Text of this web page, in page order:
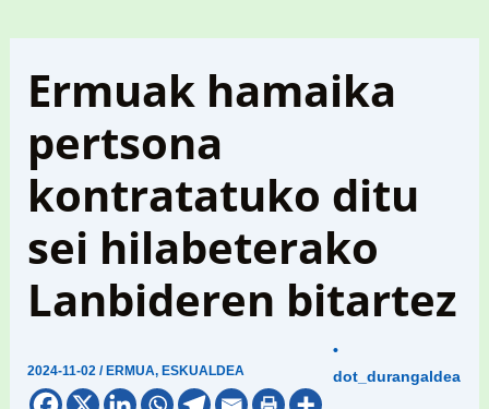
Ermuak hamaika
pertsona
kontratatuko ditu
sei hilabeterako
Lanbideren bitartez
2024-11-02/ ERMUA, ESKUALDEA
•
dot_durangaldea